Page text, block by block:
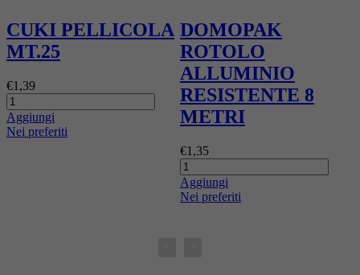
CUKI PELLICOLA
MT.25
€1,39
Aggiungi
Nei preferiti
DOMOPAK
ROTOLO
ALLUMINIO
RESISTENTE 8
METRI
€1,35
Aggiungi
Nei preferiti